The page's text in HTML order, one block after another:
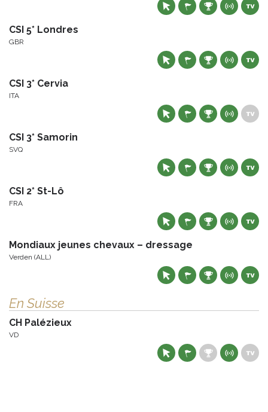
CSI 5* Londres
GBR
CSI 3* Cervia
ITA
CSI 3* Samorin
SVQ
CSI 2* St-Lô
FRA
Mondiaux jeunes chevaux – dressage
Verden (ALL)
En Suisse
CH Palézieux
VD